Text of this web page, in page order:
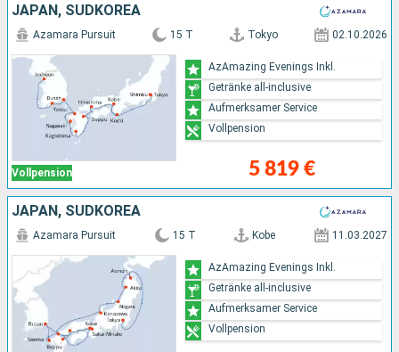
JAPAN, SÜDKOREA
Vollpension
Azamara Pursuit 15 T Tokyo 02.10.2026
5 819 €
AzAmazing Evenings Inkl.
Getränke all-inclusive
Aufmerksamer Service
Vollpension
JAPAN, SÜDKOREA
Azamara Pursuit 15 T Kobe 11.03.2027
AzAmazing Evenings Inkl.
Getränke all-inclusive
Aufmerksamer Service
Vollpension